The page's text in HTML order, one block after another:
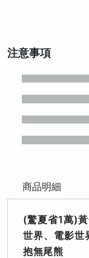
注意事項
商品明細
(驚夏省1萬)
世界、電影世
抱無尾熊